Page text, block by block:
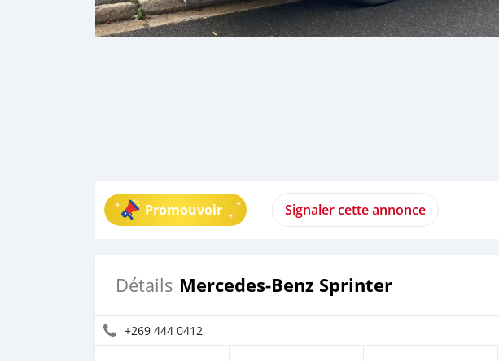
Promouvoir Signaler cette annonce
Détails Mercedes‒Benz Sprinter
+269 444 0412